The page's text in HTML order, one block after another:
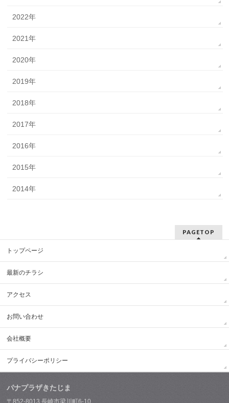
2022年
2021年
2020年
2019年
2018年
2017年
2016年
2015年
2014年
PAGETOP
トップページ
最新のチラシ
アクセス
お問い合わせ
会社概要
プライバシーポリシー
パナプラザきたじま
〒852-8013 長崎市梁川町6-10